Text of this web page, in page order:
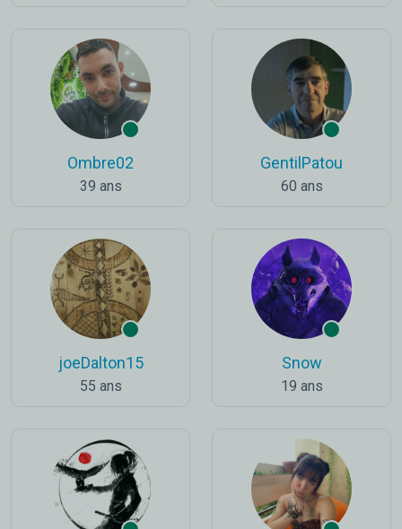
Ombre02
39 ans
GentilPatou
60 ans
joeDalton15
55 ans
Snow
19 ans